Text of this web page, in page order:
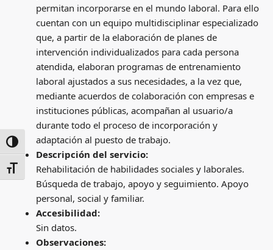
ALTERNAR ALTO CONTRASTE
ALTERNAR TAMAÑO DE LETRA
permitan incorporarse en el mundo laboral. Para ello
cuentan con un equipo multidisciplinar especializado
que, a partir de la elaboración de planes de
intervención individualizados para cada persona
atendida, elaboran programas de entrenamiento
laboral ajustados a sus necesidades, a la vez que,
mediante acuerdos de colaboración con empresas e
instituciones públicas, acompañan al usuario/a
durante todo el proceso de incorporación y
adaptación al puesto de trabajo.
Descripción del servicio:
Rehabilitación de habilidades sociales y laborales.
Búsqueda de trabajo, apoyo y seguimiento. Apoyo
personal, social y familiar.
Accesibilidad:
Sin datos.
Observaciones: